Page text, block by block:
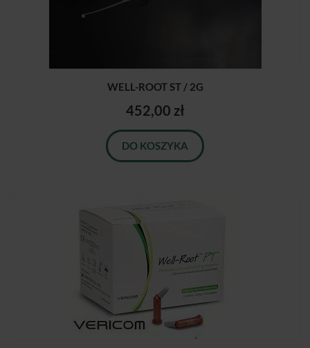
WELL-ROOT ST / 2G
452,00 zł
DO KOSZYKA